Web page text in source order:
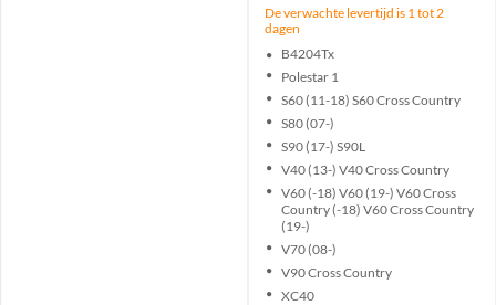
De verwachte levertijd is 1 tot 2
dagen
B4204Tx
Polestar 1
S60 (11-18) S60 Cross Country
S80 (07-)
S90 (17-) S90L
V40 (13-) V40 Cross Country
V60 (-18) V60 (19-) V60 Cross
Country (-18) V60 Cross Country
(19-)
V70 (08-)
V90 Cross Country
XC40